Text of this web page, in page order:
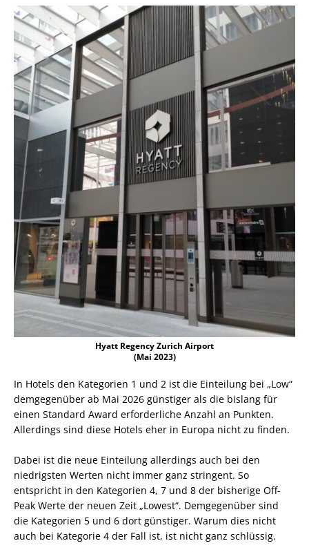
Hyatt Regency Zurich Airport
(Mai 2023)
In Hotels den Kategorien 1 und 2 ist die Einteilung bei „Low“
demgegenüber ab Mai 2026 günstiger als die bislang für
einen Standard Award erforderliche Anzahl an Punkten.
Allerdings sind diese Hotels eher in Europa nicht zu finden.
Dabei ist die neue Einteilung allerdings auch bei den
niedrigsten Werten nicht immer ganz stringent. So
entspricht in den Kategorien 4, 7 und 8 der bisherige Off-
Peak Werte der neuen Zeit „Lowest“. Demgegenüber sind
die Kategorien 5 und 6 dort günstiger. Warum dies nicht
auch bei Kategorie 4 der Fall ist, ist nicht ganz schlüssig.